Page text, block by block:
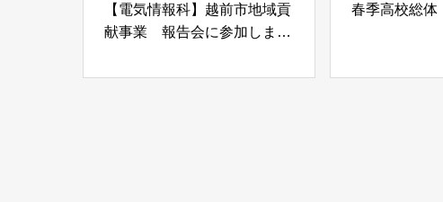
【電気情報科】越前市地域貢
献事業 報告会に参加しまし
春季高校総